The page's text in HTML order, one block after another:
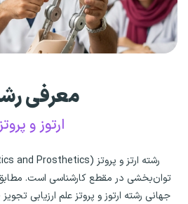
معرفی
ارتوز و
توان‌بخشی در مقطع کارشناسی است.
جهانی رشته ارتوز و پروتز علم ارزیابی